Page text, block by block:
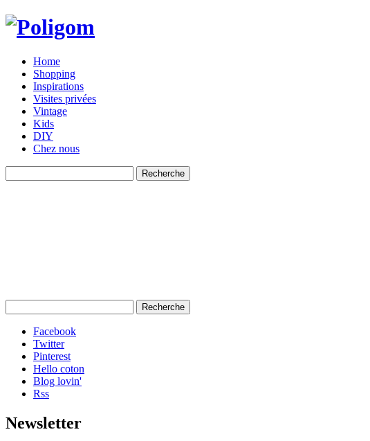
Home
Shopping
Inspirations
Visites privées
Vintage
Kids
DIY
Chez nous
Facebook
Twitter
Pinterest
Hello coton
Blog lovin'
Rss
Newsletter